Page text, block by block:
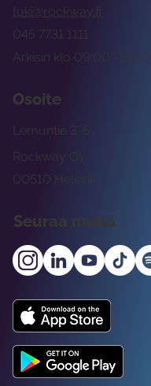
tuki@rockway.fi
Arkisin klo 09:00 -15:00
045 7731 1111
Osoite
Rockway Oy
Lemuntie 3-5
00510 Helsinki
Seuraa meitä